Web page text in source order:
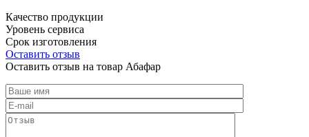
Качество продукции
Уровень сервиса
Срок изготовления
Оставить отзыв
Оставить отзыв на товар Абафар